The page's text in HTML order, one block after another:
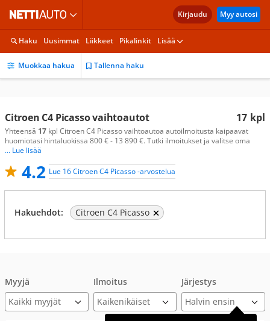
Kirjaudu Myy autosi
Haku Uusimmat Liikkeet Pikalinkit Lisää
Muokkaa hakua Tallenna haku
17 kpl
Citroen C4 Picasso vaihtoautot
Yhteensä 17 kpl Citroen C4 Picasso vaihtoautoa autoilmoitusta kaipaavat
huomiotasi hintaluokissa 800 € - 13 890 €. Tutki ilmoitukset ja valitse oma
... Lue lisää
4.2 Lue 16 Citroen C4 Picasso -arvostelua
Hakuehdot: Citroen C4 Picasso
Myyjä
Kaikki myyjät
Ilmoitus Järjestys